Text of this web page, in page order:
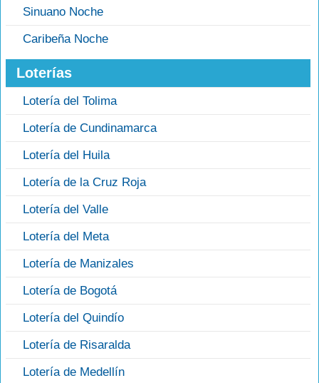
Sinuano Noche
Caribeña Noche
Loterías
Lotería del Tolima
Lotería de Cundinamarca
Lotería del Huila
Lotería de la Cruz Roja
Lotería del Valle
Lotería del Meta
Lotería de Manizales
Lotería de Bogotá
Lotería del Quindío
Lotería de Risaralda
Lotería de Medellín